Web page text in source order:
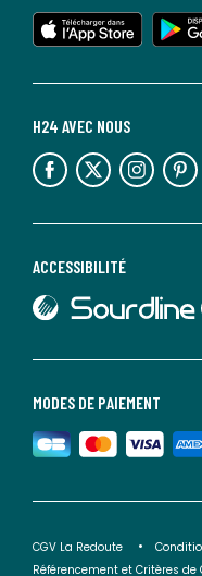
MODES DE PAIEMENT
ACCESSIBILITÉ
lien vers Sourdline
H24 AVEC NOUS
lien vers l'espace réseaux sociaux lien vers l'espace réseaux sociaux lien vers l'espace réseaux sociaux lien vers l'espace réseaux sociaux
lien vers l'app store
lien vers google play
CGV La Redoute
Référencement et Critères